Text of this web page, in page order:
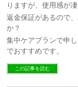
りますが、使用感が
返金保証があるので
か？
集中ケアプランで申
でおすすめです。
この記事を読む